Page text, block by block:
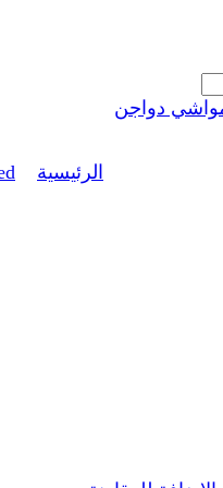
دواجن
الرئيسية